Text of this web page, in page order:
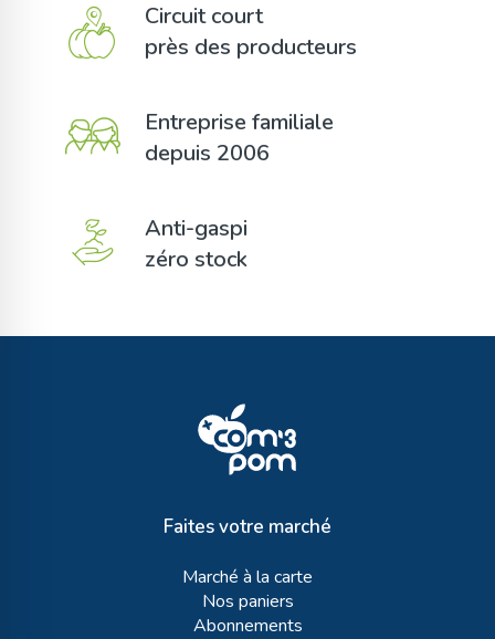
Circuit court
près des producteurs
Entreprise familiale
depuis 2006
Anti-gaspi
zéro stock
Faites votre marché
Marché à la carte
Nos paniers
Abonnements